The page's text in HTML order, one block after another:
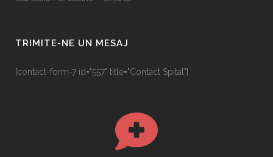
TRIMITE-NE UN MESAJ
[contact-form-7 id="557" title="Contact Spital"]